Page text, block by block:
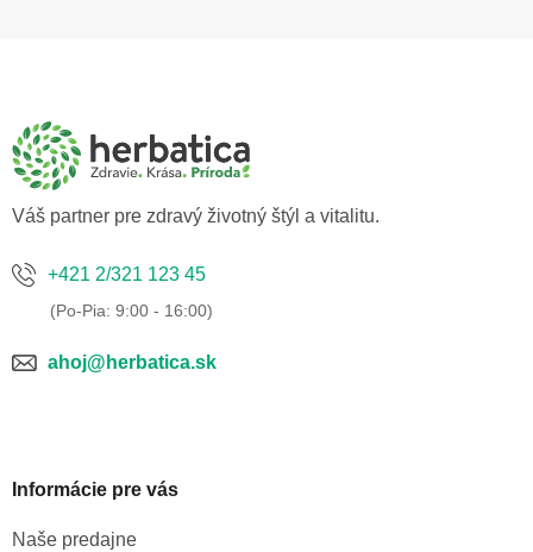
Váš partner pre zdravý životný štýl a vitalitu.
+421 2/321 123 45
ahoj@herbatica.sk
Informácie pre vás
Naše predajne